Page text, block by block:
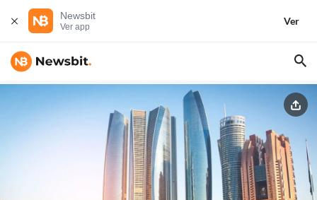
Newsbit
Ver app
Ver